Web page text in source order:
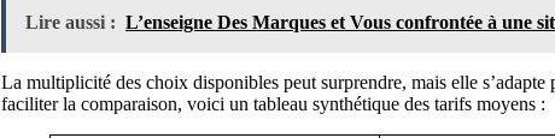
Lire aussi : L’enseigne Des Marques et Vous confrontée à une
La multiplicité des choix disponibles peut surprendre, mais elle
faciliter la comparaison, voici un tableau synthétique des tarifs moyens :